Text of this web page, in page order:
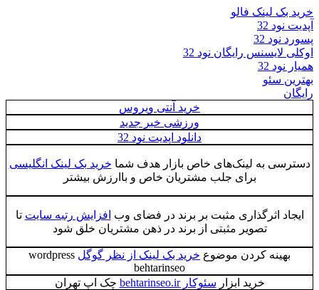
خرید بک لینک فالو
آپدیت نود 32
پسورد نود 32
اوکلی لایسنس رایگان نود 32
همیار نود 32
بهترین سئو
رایگان
خرید آنتی ویروس
ورزشی خبر جدید
دانلود اپدیت نود 32
دسترسی به لینک‌های خاص بازار هدف شما خرید بک لینک انگلیسی
برای جلب مشتریان خاص و باارزش بیشتر
ایجاد اثرگذاری مثبت بر برند در فضای وب افزایش رتبه سایت تا
تصویر مثبتی از برند در ذهن مشتریان خلق شود
بهینه کردن موضوع خرید بک لینک از نظر گوگل wordpress
behtarinseo
خرید ابزار سئوکار behtarinseo.ir
چک اپ تهران